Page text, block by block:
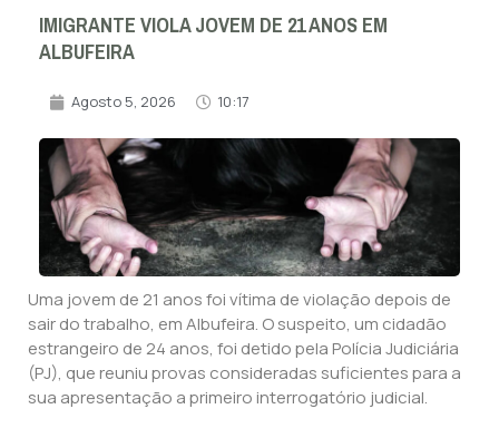
IMIGRANTE VIOLA JOVEM DE 21 ANOS EM
ALBUFEIRA
Agosto 5, 2026 10:17
Uma jovem de 21 anos foi vítima de violação depois de
sair do trabalho, em Albufeira. O suspeito, um cidadão
estrangeiro de 24 anos, foi detido pela Polícia Judiciária
(PJ), que reuniu provas consideradas suficientes para a
sua apresentação a primeiro interrogatório judicial.